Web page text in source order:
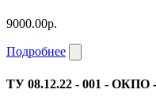
9000.00р.
Подробнее
ТУ 08.12.22 - 001 - ОКПО -